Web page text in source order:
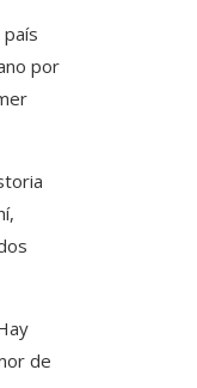
por
de